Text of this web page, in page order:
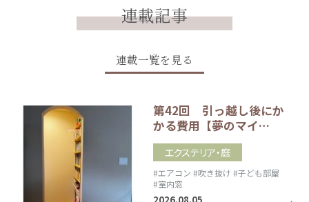
連載記事
連載一覧を見る
第42回 引っ越し後にか
かる費用【夢のマイ…
エクステリア・庭
#エアコン #吹き抜け #子ども部屋
#室内窓